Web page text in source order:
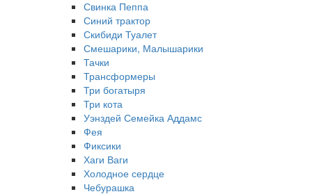
Свинка Пеппа
Синий трактор
Скибиди Туалет
Смешарики, Малышарики
Тачки
Трансформеры
Три богатыря
Три кота
Уэнздей Семейка Аддамс
Фея
Фиксики
Хаги Ваги
Холодное сердце
Чебурашка